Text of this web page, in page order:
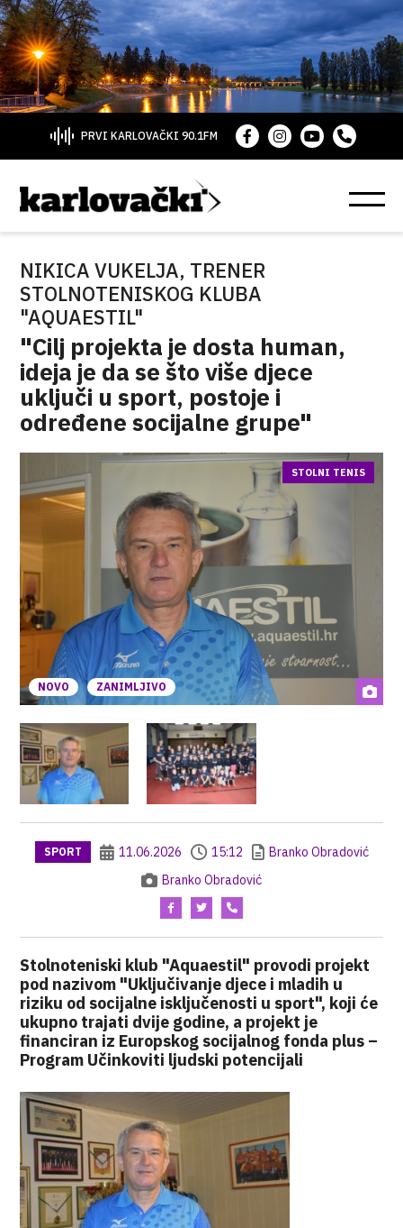
PRVI KARLOVAČKI 90.1FM
NIKICA VUKELJA, TRENER
STOLNOTENISKOG KLUBA
"AQUAESTIL"
"Cilj projekta je dosta human,
ideja je da se što više djece
uključi u sport, postoje i
određene socijalne grupe"
NOVO ZANIMLJIVO
STOLNI TENIS
SPORT 11.06.2026 15:12
Branko Obradović
Branko Obradović
Stolnoteniski klub "Aquaestil" provodi projekt
pod nazivom "Uključivanje djece i mladih u
riziku od socijalne isključenosti u sport", koji će
ukupno trajati dvije godine, a projekt je
financiran iz Europskog socijalnog fonda plus –
Program Učinkoviti ljudski potencijali